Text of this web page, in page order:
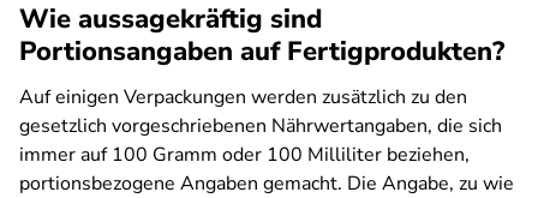
Wie aussagekräftig sind
Portionsangaben auf Fertigprodukten?
Auf einigen Verpackungen werden zusätzlich zu den
gesetzlich vorgeschriebenen Nährwertangaben, die sich
immer auf 100 Gramm oder 100 Milliliter beziehen,
portionsbezogene Angaben gemacht. Die Angabe, zu wie